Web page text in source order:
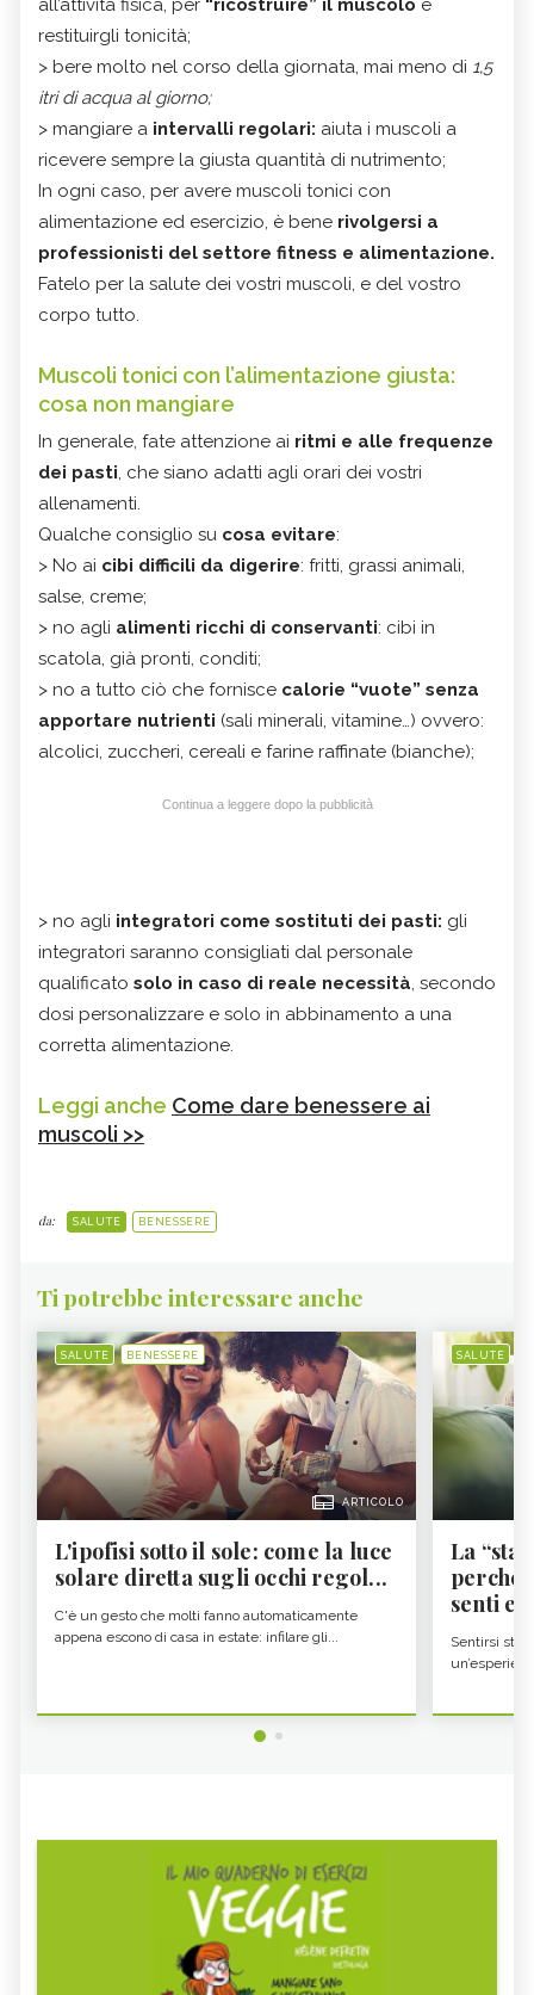
all’attività fisica, per “ricostruire” il muscolo e
restituirgli tonicità;
> bere molto nel corso della giornata, mai meno di 1,5
itri di acqua al giorno;
> mangiare a intervalli regolari: aiuta i muscoli a
ricevere sempre la giusta quantità di nutrimento;
In ogni caso, per avere muscoli tonici con
alimentazione ed esercizio, è bene rivolgersi a
professionisti del settore fitness e alimentazione.
Fatelo per la salute dei vostri muscoli, e del vostro
corpo tutto.
Muscoli tonici con l’alimentazione giusta:
cosa non mangiare
In generale, fate attenzione ai ritmi e alle frequenze
dei pasti, che siano adatti agli orari dei vostri
allenamenti.
Qualche consiglio su cosa evitare:
> No ai cibi difficili da digerire: fritti, grassi animali,
salse, creme;
> no agli alimenti ricchi di conservanti: cibi in
scatola, già pronti, conditi;
> no a tutto ciò che fornisce calorie “vuote” senza
apportare nutrienti (sali minerali, vitamine…) ovvero:
alcolici, zuccheri, cereali e farine raffinate (bianche);
Continua a leggere dopo la pubblicità
> no agli integratori come sostituti dei pasti: gli
integratori saranno consigliati dal personale
qualificato solo in caso di reale necessità, secondo
dosi personalizzare e solo in abbinamento a una
corretta alimentazione.
Leggi anche Come dare benessere ai
muscoli >>
da: SALUTE BENESSERE
Ti potrebbe interessare anche
SALUTE BENESSERE
ARTICOLO
L'ipofisi sotto il sole: come la luce
solare diretta sugli occhi regol...
C'è un gesto che molti fanno automaticamente
appena escono di casa in estate: infilare gli...
SALUTE
La
perché
senti
Sentirsi